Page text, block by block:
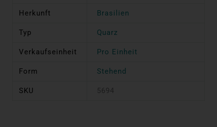
Herkunft Brasilien
Typ Quarz
Verkaufseinheit Pro Einheit
Form Stehend
SKU 5694